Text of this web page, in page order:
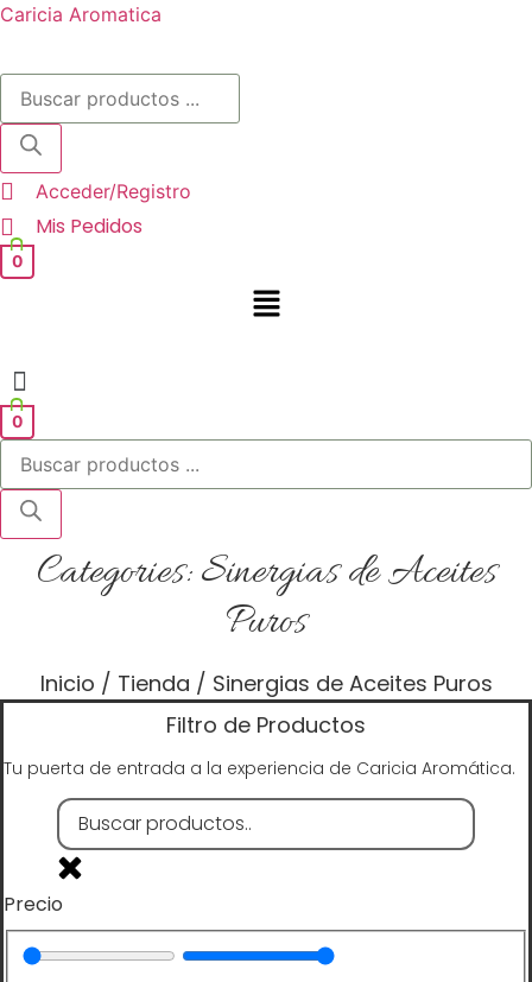
Caricia Aromatica
Búsqueda
productos
Acceder/Registro
Mis Pedidos
0
Menú
0
Búsqueda
productos
Categories:Sinergias de Aceites
Puros
Inicio / Tienda / Sinergias de Aceites Puros
Filtro de Productos
Tu puerta de entrada a la experiencia de Caricia Aromática.
Precio